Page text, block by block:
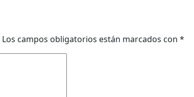
Los campos obligatorios están marcados con *